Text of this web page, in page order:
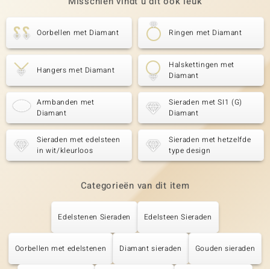
Oorbellen met Diamant Ringen met Diamant
Hangers met Diamant
Halskettingen met
Diamant
Armbanden met
Diamant
Sieraden met SI1 (G)
Diamant
Sieraden met edelsteen
in wit/kleurloos
Sieraden met hetzelfde
type design
Categorieën van dit item
Edelstenen Sieraden Edelsteen Sieraden
Oorbellen met edelstenen Diamant sieraden Gouden sieraden